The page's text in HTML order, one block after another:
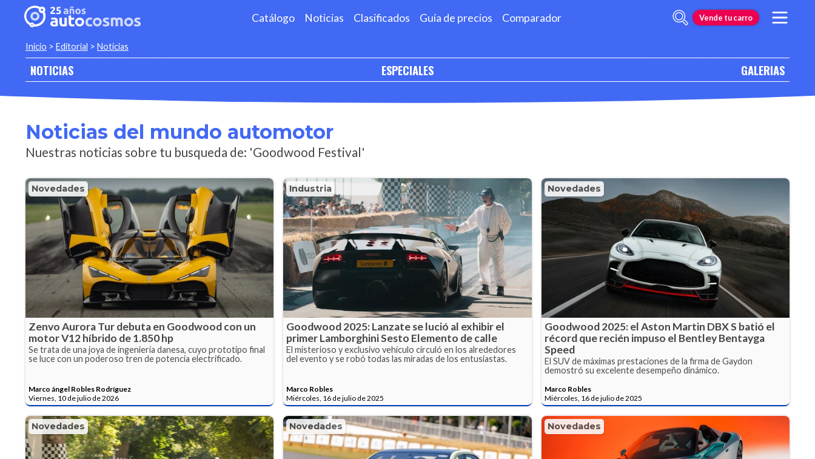
Catálogo Noticias Clasificados Guía de precios Comparador Vende tu carro
Inicio > Editorial > Noticias
NOTICIAS ESPECIALES GALERIAS
Noticias del mundo automotor
Nuestras noticias sobre tu busqueda de: 'Goodwood Festival'
Novedades
Zenvo Aurora Tur debuta en Goodwood con un
motor V12 híbrido de 1.850 hp
Se trata de una joya de ingeniería danesa, cuyo prototipo final
se luce con un poderoso tren de potencia electrificado.
Marco ángel Robles Rodríguez
Viernes, 10 de julio de 2026
Industria
Goodwood 2025: Lanzate se lució al exhibir el
primer Lamborghini Sesto Elemento de calle
El misterioso y exclusivo vehículo circuló en los alrededores
del evento y se robó todas las miradas de los entusiastas.
Marco Robles
Miércoles, 16 de julio de 2025
Novedades
Goodwood 2025: el Aston Martin DBX S batió el
récord que recién impuso el Bentley Bentayga
Speed
El SUV de máximas prestaciones de la firma de Gaydon
demostró su excelente desempeño dinámico.
Marco Robles
Miércoles, 16 de julio de 2025
Novedades Novedades Novedades